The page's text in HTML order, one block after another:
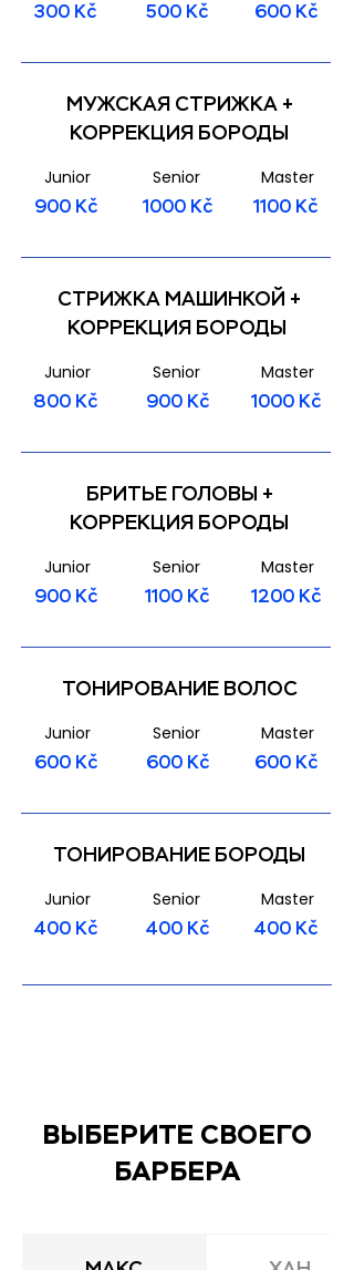
300 Kč 500 Kč 600 Kč
МУЖСКАЯ СТРИЖКА +
КОРРЕКЦИЯ БОРОДЫ
Junior
900 Kč
Senior
1000 Kč
Master
1100 Kč
СТРИЖКА МАШИНКОЙ +
КОРРЕКЦИЯ БОРОДЫ
Junior
800 Kč
Senior
900 Kč
Master
1000 Kč
БРИТЬЕ ГОЛОВЫ +
КОРРЕКЦИЯ БОРОДЫ
Junior
900 Kč
Senior
1100 Kč
Master
1200 Kč
ТОНИРОВАНИЕ ВОЛОС
Junior
600 Kč
Senior
600 Kč
Master
600 Kč
ТОНИРОВАНИЕ БОРОДЫ
Junior
400 Kč
Senior
400 Kč
Master
400 Kč
ВЫБЕРИТЕ СВОЕГО
БАРБЕРА